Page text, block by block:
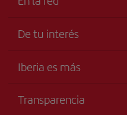
De tu interés
Tu seguridad es lo primero
Iberia es más
Talento a bordo
Transparencia